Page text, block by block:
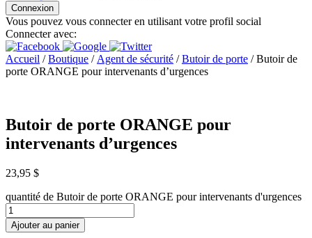
Vous pouvez vous connecter en utilisant votre profil social
Connecter avec:
Accueil /Boutique / Agent de sécurité /Butoir de porte / Butoir de
porte ORANGE pour intervenants d’urgences
Butoir de porte ORANGE pour
intervenants d’urgences
23,95 $
quantité de Butoir de porte ORANGE pour intervenants d'urgences
Ajouter au panier